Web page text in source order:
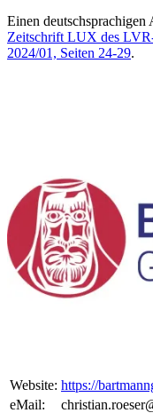
Einen
Zeitschrift LUX des
2024/01, Seiten 24-29.
Website: https://
eMail: